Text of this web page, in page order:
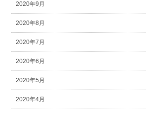
2020年9月
2020年8月
2020年7月
2020年6月
2020年5月
2020年4月